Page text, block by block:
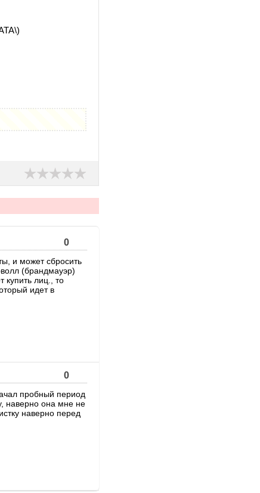
0
и может сбросить
(брандмауэр)
купить лиц., то
идет в
0
пробный период
наверно она мне не
наверно перед